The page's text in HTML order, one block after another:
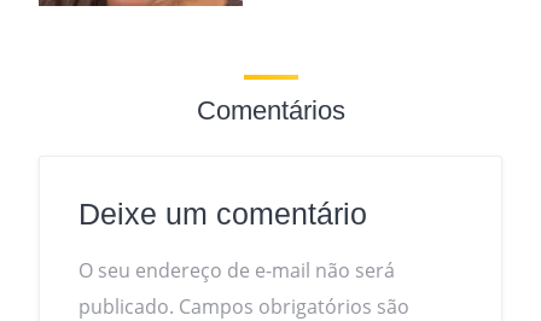
Comentários
Deixe um comentário
O seu endereço de e-mail não será
publicado. Campos obrigatórios são